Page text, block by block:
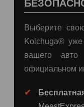
Выберите
Kolchuga® уже
вашего авто
официальном